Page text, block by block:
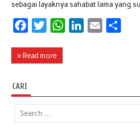
sebagai layaknya sahabat lama yang
c
o
o
i
e
W
A
d
» Read more
CARI